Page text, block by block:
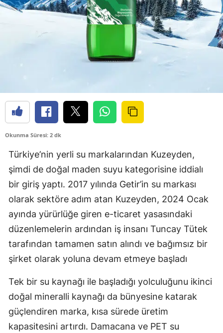
Okunma Süresi: 2 dk
Türkiye’nin yerli su markalarından Kuzeyden,
şimdi de doğal maden suyu kategorisine iddialı
bir giriş yaptı. 2017 yılında Getir’in su markası
olarak sektöre adım atan Kuzeyden, 2024 Ocak
ayında yürürlüğe giren e-ticaret yasasındaki
düzenlemelerin ardından iş insanı Tuncay Tütek
tarafından tamamen satın alındı ve bağımsız bir
şirket olarak yoluna devam etmeye başladı
Tek bir su kaynağı ile başladığı yolculuğunu ikinci
doğal mineralli kaynağı da bünyesine katarak
güçlendiren marka, kısa sürede üretim
kapasitesini artırdı. Damacana ve PET su